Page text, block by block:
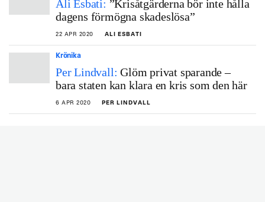
Ali Esbati: ”Krisåtgärderna bör inte hålla
dagens förmögna skadeslösa”
22 APR 2020 ALI ESBATI
Krönika
Per Lindvall: Glöm privat sparande ‒
bara staten kan klara en kris som den här
6 APR 2020 PER LINDVALL